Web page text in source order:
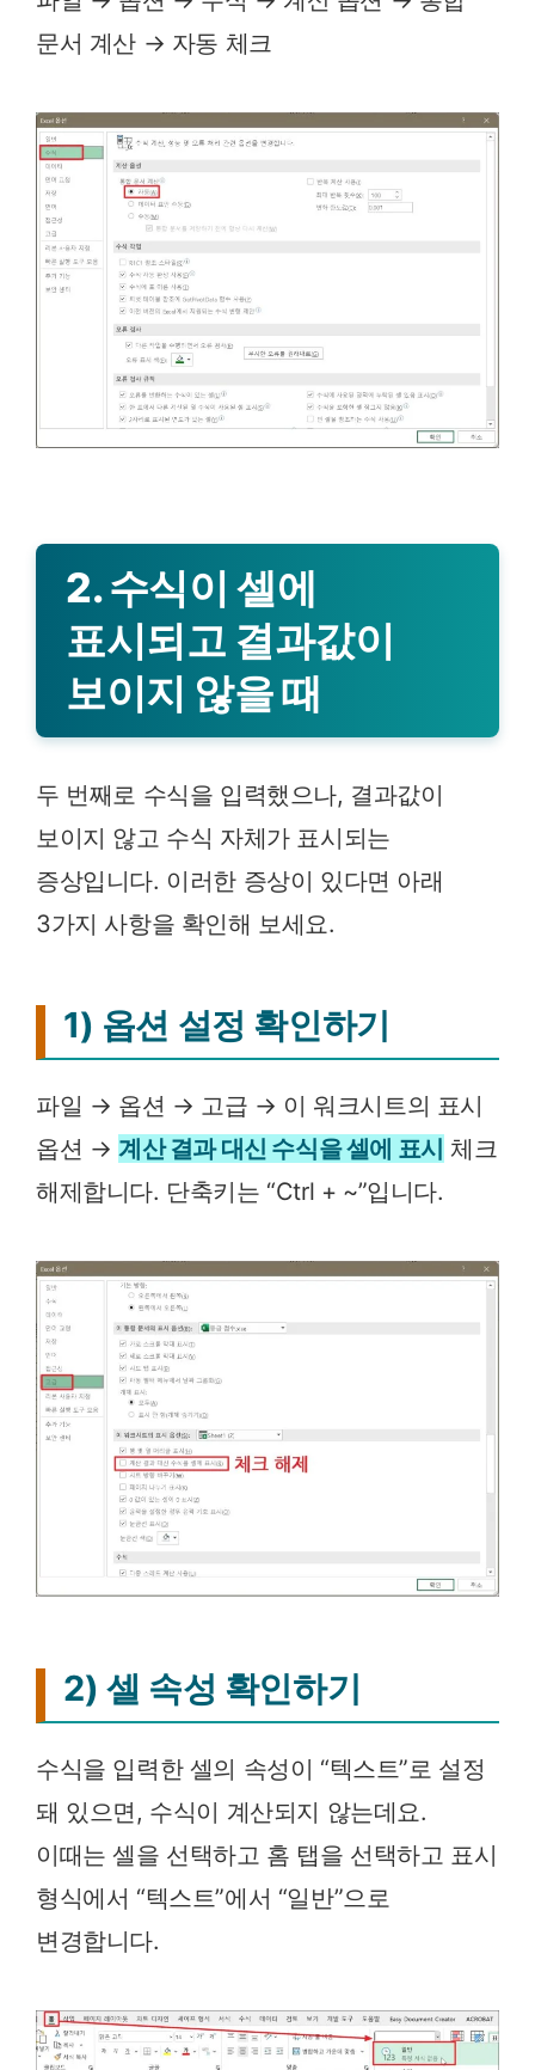
문서 계산 → 자동 체크
2. 수식이 셀에
표시되고 결과값이
보이지 않을 때
두 번째로 수식을 입력했으나, 결과값이
보이지 않고 수식 자체가 표시되는
증상입니다. 이러한 증상이 있다면 아래
3가지 사항을 확인해 보세요.
1) 옵션 설정 확인하기
파일 → 옵션 → 고급 → 이 워크시트의 표시
옵션 → 계산 결과 대신 수식을 셀에 표시 체크
해제합니다. 단축키는 “Ctrl + ~”입니다.
2) 셀 속성 확인하기
수식을 입력한 셀의 속성이 “텍스트”로 설정
돼 있으면, 수식이 계산되지 않는데요.
이때는 셀을 선택하고 홈 탭을 선택하고 표시
형식에서 “텍스트”에서 “일반”으로
변경합니다.